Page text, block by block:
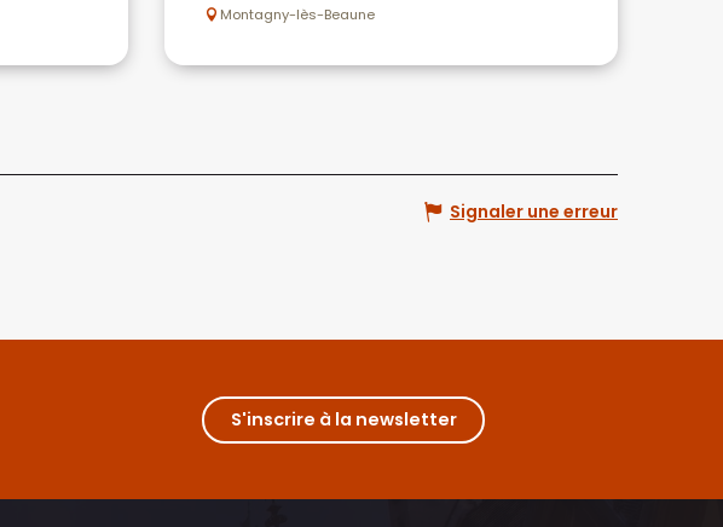
Montagny-lès-Beaune
Signaler une erreur
S'inscrire à la newsletter